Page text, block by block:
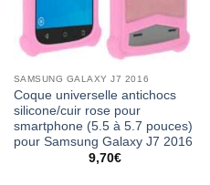
SAMSUNG GALAXY J7 2016
Coque universelle antichocs
silicone/cuir rose pour
smartphone (5.5 à 5.7 pouces)
pour Samsung Galaxy J7 2016
9,70€